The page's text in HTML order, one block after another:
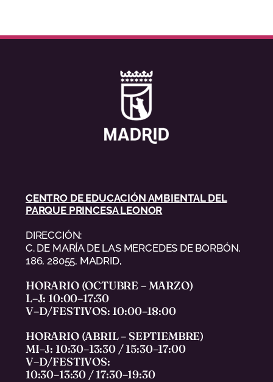
CENTRO DE EDUCACIÓN AMBIENTAL DEL
PARQUE PRINCESA LEONOR
DIRECCIÓN:
C. DE MARÍA DE LAS MERCEDES DE BORBÓN,
186, 28055, MADRID,
HORARIO (OCTUBRE – MARZO)
L–J: 10:00–17:30
V–D/FESTIVOS: 10:00–18:00
HORARIO (ABRIL – SEPTIEMBRE)
MI–J: 10:30–13:30 / 15:30–17:00
V–D/FESTIVOS:
10:30–13:30 / 17:30–19:30